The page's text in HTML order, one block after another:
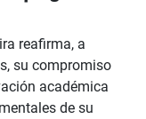
reafirma, a
su compromiso
académica
de su